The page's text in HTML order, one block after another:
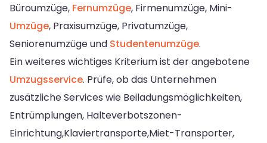
Büroumzüge, Fernumzüge, Firmenumzüge, Mini-
Umzüge, Praxisumzüge, Privatumzüge,
Seniorenumzüge und Studentenumzüge.
Ein weiteres wichtiges Kriterium ist der angebotene
Umzugsservice. Prüfe, ob das Unternehmen
zusätzliche Services wie Beiladungsmöglichkeiten,
Entrümplungen, Halteverbotszonen-
Einrichtung,Klaviertransporte,Miet-Transporter,